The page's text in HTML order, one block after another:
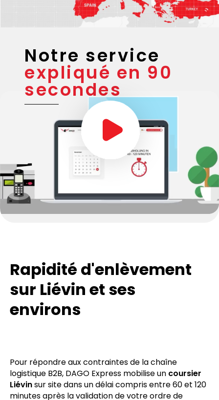
Notre service
expliqué en 90
secondes
Rapidité d'enlèvement
environs